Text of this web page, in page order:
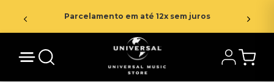
Parcelamento em até 12x sem juros